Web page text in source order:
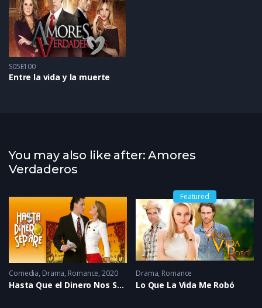
S05E100
Entre la vida y la muerte
You may also like after: Amores
Verdaderos
Comedia, Drama, Romance 2020
Hasta Que el Dinero Nos Separe
Featured
Drama, Romance
Lo Que La Vida Me Robó